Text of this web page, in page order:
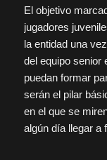
El objetivo
jugadores
la entidad una
del equipo senior
puedan formar
serán el pilar
en el que se
algún día llegar a